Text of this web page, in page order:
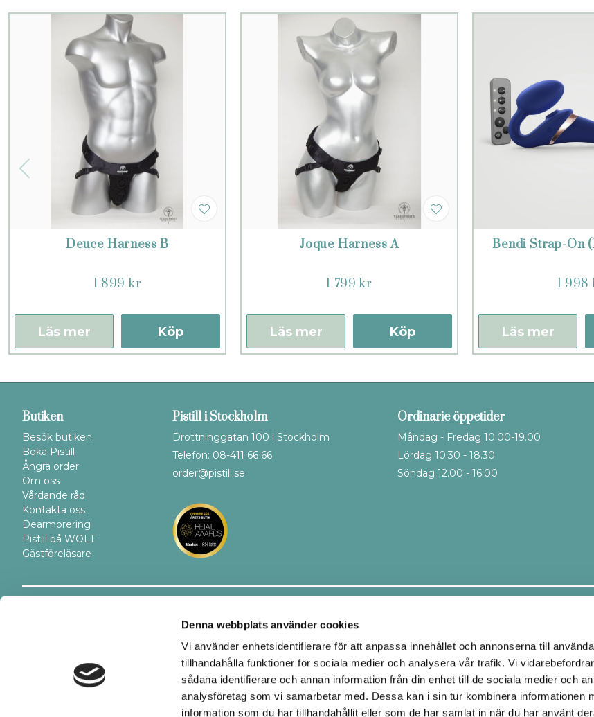
Denna webbplats använder cookies
Vi använder enhetsidentifierare för att anpassa innehållet och annonserna till
tillhandahålla funktioner för sociala medier och analysera vår trafik. Vi
sådana identifierare och annan information från din enhet till de sociala medier och
analysföretag som vi samarbetar med. Dessa kan i sin tur kombinera informationen
information som du har tillhandahållit eller som de har samlat in när du har använt
Deuce Harness B
1 899 kr
Köp
Läs mer
Joque Harness A
1 799 kr
Köp
Läs mer
Bendi Strap-On
1 998
Läs mer
Butiken
Besök butiken
Boka Pistill
Ångra order
Om oss
Vårdande råd
Kontakta oss
Dearmorering
Pistill på WOLT
Gästföreläsare
Pistill i Stockholm
Drottninggatan 100 i Stockholm
Telefon: 08-411 66 66
order@pistill.se
Ordinarie öppetider
Måndag - Fredag 10.00-19.00
Lördag 10.30 - 18.30
Söndag 12.00 - 16.00
Ombud
Hemleverans
Upphämtning i butik